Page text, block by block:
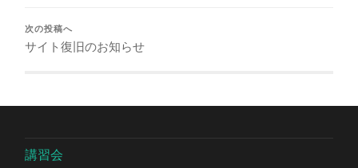
次の投稿へ
サイト復旧のお知らせ
講習会